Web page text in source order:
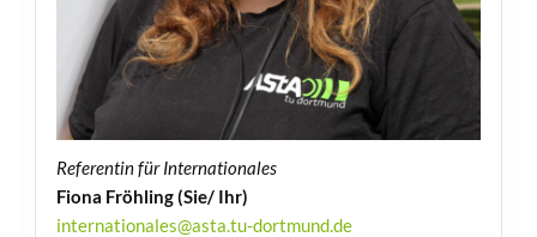
Referentin für Internationales
Fiona Fröhling(Sie/ Ihr)
internationales@asta.tu-dortmund.de